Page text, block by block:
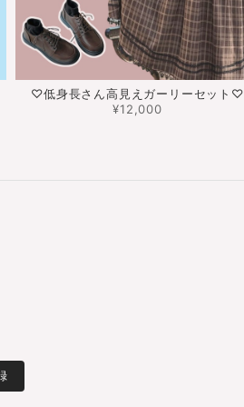
♡低身長さん高見えガーリーセット♡
¥12,000